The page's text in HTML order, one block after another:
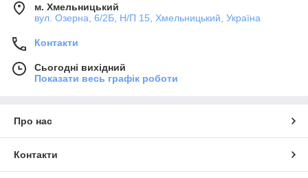
м. Хмельницький
вул. Озерна, 6/2Б, Н/П 15, Хмельницький, Україна
Контакти
Сьогодні вихідний
Показати весь графік роботи
Про нас
Контакти